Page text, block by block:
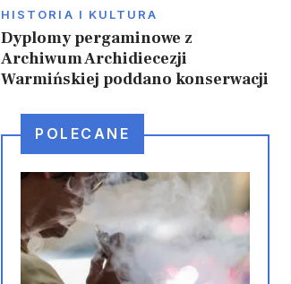
HISTORIA I KULTURA
Dyplomy pergaminowe z
Archiwum Archidiecezji
Warmińskiej poddano konserwacji
POLECANE